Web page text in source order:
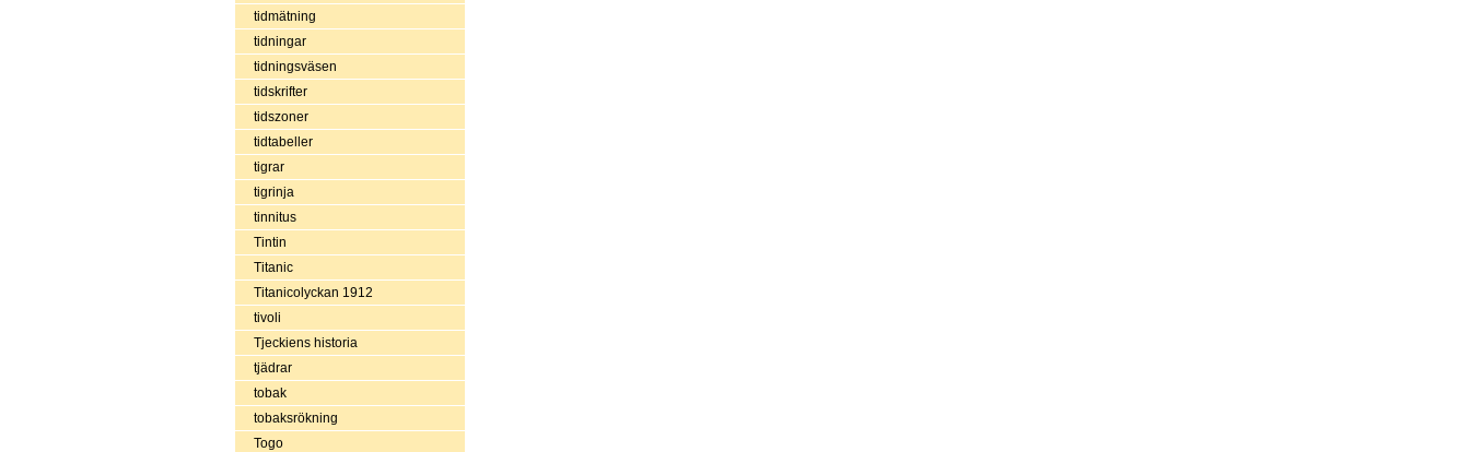
tidmätning
tidningar
tidningsväsen
tidskrifter
tidszoner
tidtabeller
tigrar
tigrinja
tinnitus
Tintin
Titanic
Titanicolyckan 1912
tivoli
Tjeckiens historia
tjädrar
tobak
tobaksrökning
Togo